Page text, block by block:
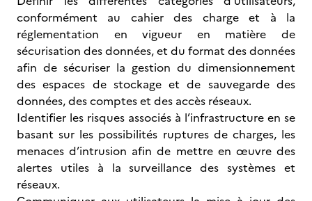
conformément au cahier des charge et à la
réglementation en vigueur en matière de
sécurisation des données, et du format des données
afin de sécuriser la gestion du dimensionnement
des espaces de stockage et de sauvegarde des
données, des comptes et des accès réseaux.
Identifier les risques associés à l’infrastructure en se
basant sur les possibilités ruptures de charges, les
menaces d’intrusion afin de mettre en œuvre des
alertes utiles à la surveillance des systèmes et
réseaux.